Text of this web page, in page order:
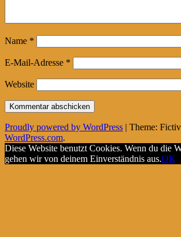
Name *
E-Mail-Adresse *
Website
Proudly powered by WordPress | Theme:
WordPress.com.
Diese Website benutzt Cookies. Wenn du die
gehen wir von deinem Einverständnis aus.OK